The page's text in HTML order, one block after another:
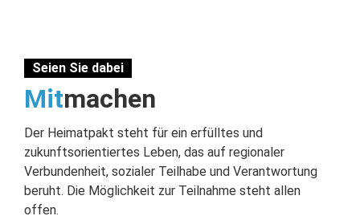
Seien Sie dabei
Mitmachen
Der Heimatpakt steht für ein erfülltes und
zukunftsorientiertes Leben, das auf regionaler
Verbundenheit, sozialer Teilhabe und Verantwortung
beruht. Die Möglichkeit zur Teilnahme steht allen
offen.